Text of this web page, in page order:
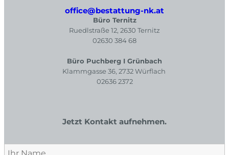
office@bestattung-nk.at
Büro Ternitz
Ruedlstraße 12, 2630 Ternitz
02630 384 68
Büro Puchberg I Grünbach
Klammgasse 36, 2732 Würflach
02636 2372
Jetzt Kontakt aufnehmen.